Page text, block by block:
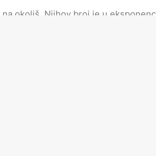
okoliš. Njihov broj je u